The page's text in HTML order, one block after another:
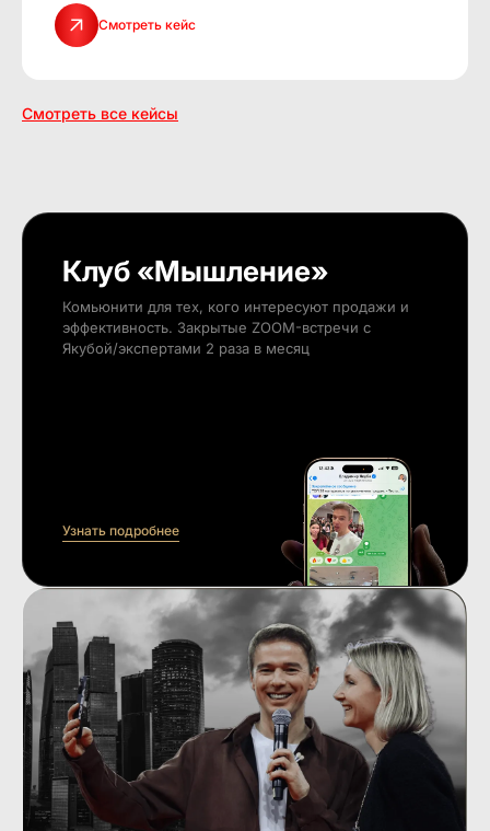
Смотреть кейс
Смотреть все кейсы
Клуб «Мышление»
Комьюнити для тех, кого интересуют продажи и
эффективность. Закрытые ZOOM-встречи с
Якубой/экспертами 2 раза в месяц
Узнать подробнее